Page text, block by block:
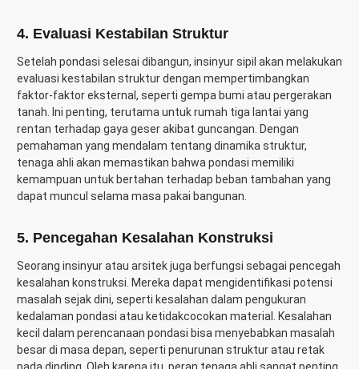
4. Evaluasi Kestabilan Struktur
Setelah pondasi selesai dibangun, insinyur sipil akan melakukan
evaluasi kestabilan struktur dengan mempertimbangkan
faktor-faktor eksternal, seperti gempa bumi atau pergerakan
tanah. Ini penting, terutama untuk rumah tiga lantai yang
rentan terhadap gaya geser akibat guncangan. Dengan
pemahaman yang mendalam tentang dinamika struktur,
tenaga ahli akan memastikan bahwa pondasi memiliki
kemampuan untuk bertahan terhadap beban tambahan yang
dapat muncul selama masa pakai bangunan.
5. Pencegahan Kesalahan Konstruksi
Seorang insinyur atau arsitek juga berfungsi sebagai pencegah
kesalahan konstruksi. Mereka dapat mengidentifikasi potensi
masalah sejak dini, seperti kesalahan dalam pengukuran
kedalaman pondasi atau ketidakcocokan material. Kesalahan
kecil dalam perencanaan pondasi bisa menyebabkan masalah
besar di masa depan, seperti penurunan struktur atau retak